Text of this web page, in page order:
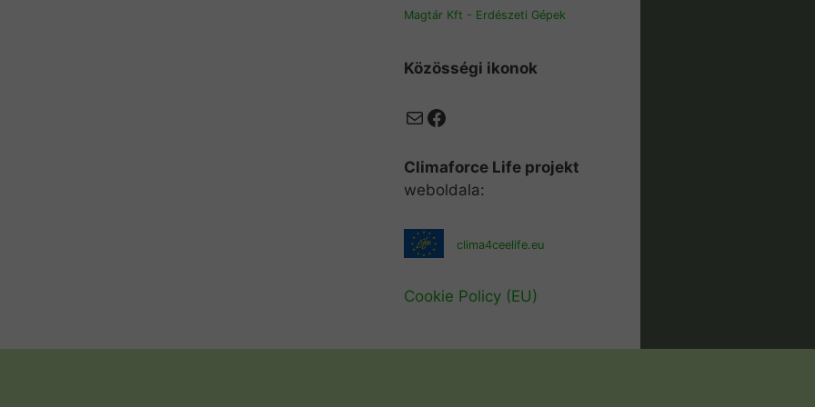
Magtár Kft - Erdészeti Gépek
Közösségi ikonok
MailFacebook
Climaforce Life projekt
weboldala:
clima4ceelife.eu
Cookie Policy (EU)